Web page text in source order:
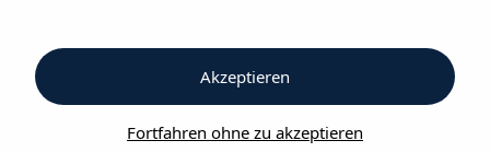
Galerie
Fortfahren ohne zu akzeptieren
Akzeptieren